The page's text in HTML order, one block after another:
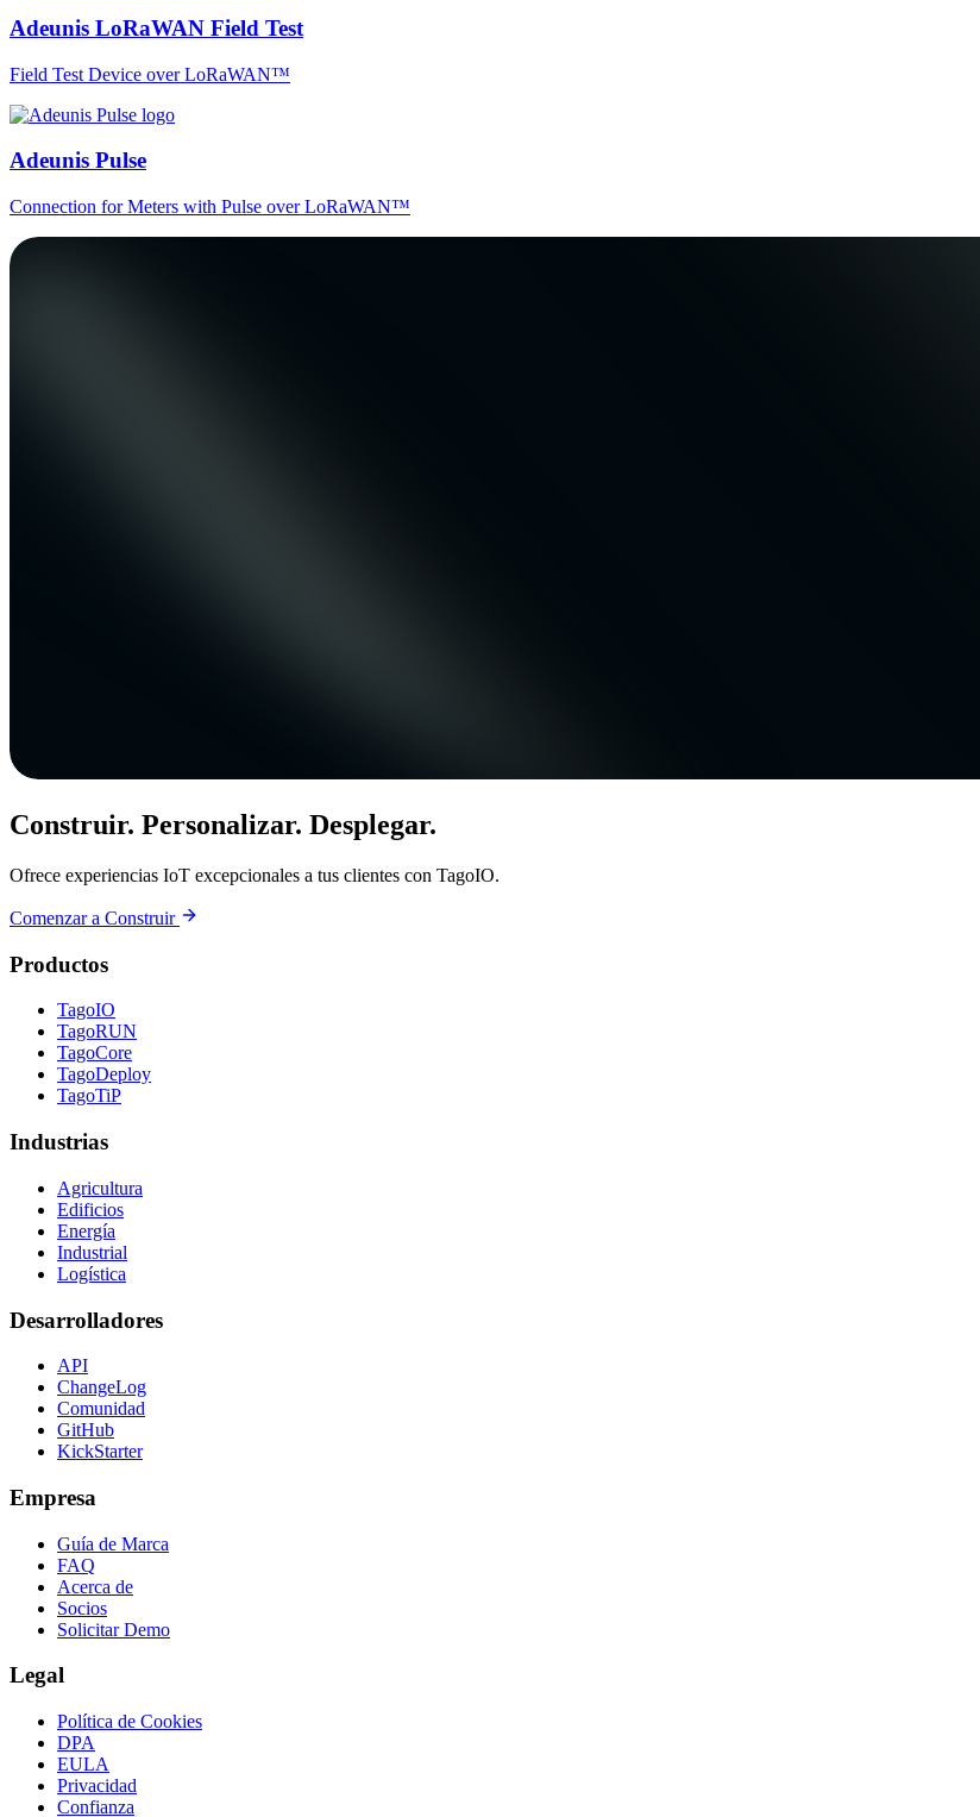
Adeunis LoRaWAN Field Test
Field Test Device over LoRaWAN™
Adeunis Pulse
Connection for Meters with Pulse over LoRaWAN™
Construir. Personalizar. Desplegar.
Ofrece experiencias IoT excepcionales a tus clientes con TagoIO.
Comenzar a Construir
Productos
TagoIO
TagoRUN
TagoCore
TagoDeploy
TagoTiP
Industrias
Agricultura
Edificios
Energía
Industrial
Logística
Desarrolladores
API
ChangeLog
Comunidad
GitHub
KickStarter
Empresa
Guía de Marca
FAQ
Acerca de
Socios
Solicitar Demo
Legal
Política de Cookies
DPA
EULA
Privacidad
Confianza